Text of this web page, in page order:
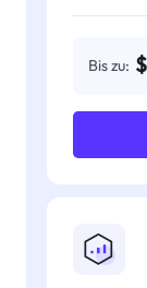
Bis zu: